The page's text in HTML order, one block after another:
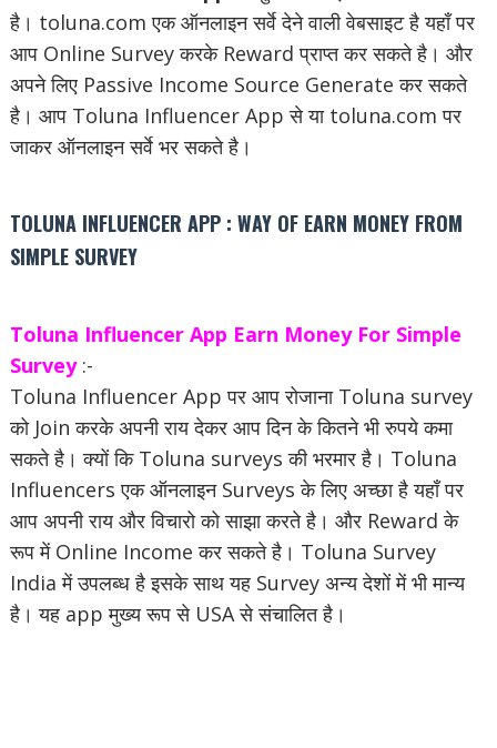
है। toluna.com एक ऑनलाइन सर्वे देने वाली वेबसाइट है यहाँ पर
आप Online Survey करके Reward प्राप्त कर सकते है। और
अपने लिए Passive Income Source Generate कर सकते
है। आप Toluna Influencer App से या toluna.com पर
जाकर ऑनलाइन सर्वे भर सकते है।
TOLUNA INFLUENCER APP : WAY OF EARN MONEY FROM
SIMPLE SURVEY
Toluna Influencer App Earn Money For Simple
Survey :-
Toluna Influencer App पर आप रोजाना Toluna survey
को Join करके अपनी राय देकर आप दिन के कितने भी रुपये कमा
सकते है। क्यों कि Toluna surveys की भरमार है। Toluna
Influencers एक ऑनलाइन Surveys के लिए अच्छा है यहाँ पर
आप अपनी राय और विचारो को साझा करते है। और Reward के
रूप में Online Income कर सकते है। Toluna Survey
India में उपलब्ध है इसके साथ यह Survey अन्य देशों में भी मान्य
है। यह app मुख्य रूप से USA से संचालित है।